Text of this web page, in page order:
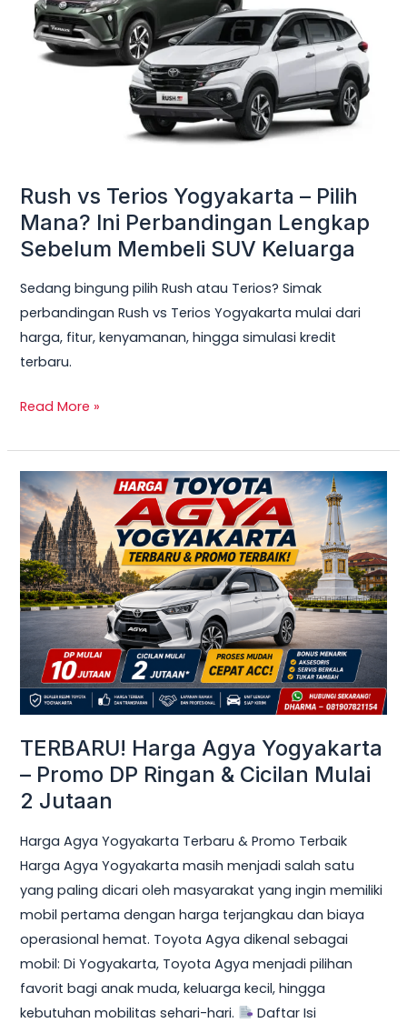
Rush vs Terios Yogyakarta – Pilih
Mana? Ini Perbandingan Lengkap
Sebelum Membeli SUV Keluarga
Sedang bingung pilih Rush atau Terios? Simak
perbandingan Rush vs Terios Yogyakarta mulai dari
harga, fitur, kenyamanan, hingga simulasi kredit
terbaru.
Pilih
Membeli
SUV
Keluarga
Read More »
TERBARU! Harga Agya Yogyakarta
– Promo DP Ringan & Cicilan Mulai
2 Jutaan
Harga Agya Yogyakarta Terbaru & Promo Terbaik
Harga Agya Yogyakarta masih menjadi salah satu
yang paling dicari oleh masyarakat yang ingin memiliki
mobil pertama dengan harga terjangkau dan biaya
operasional hemat. Toyota Agya dikenal sebagai
mobil: Di Yogyakarta, Toyota Agya menjadi pilihan
favorit bagi anak muda, keluarga kecil, hingga
kebutuhan mobilitas sehari-hari.
Daftar Isi
TERBARU!
Harga
Agya
Yogyakarta
–
Promo
DP
Ringan
Cicilan
2
Jutaan